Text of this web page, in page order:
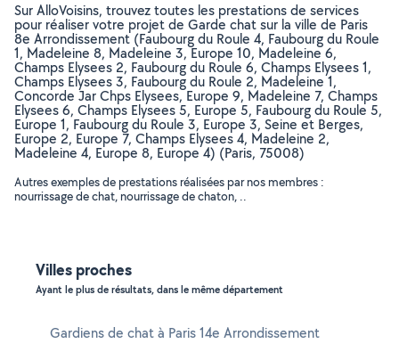
Sur AlloVoisins, trouvez toutes les prestations de services
pour réaliser votre projet de Garde chat sur la ville de Paris
8e Arrondissement (Faubourg du Roule 4, Faubourg du Roule
1, Madeleine 8, Madeleine 3, Europe 10, Madeleine 6,
Champs Elysees 2, Faubourg du Roule 6, Champs Elysees 1,
Champs Elysees 3, Faubourg du Roule 2, Madeleine 1,
Concorde Jar Chps Elysees, Europe 9, Madeleine 7, Champs
Elysees 6, Champs Elysees 5, Europe 5, Faubourg du Roule 5,
Europe 1, Faubourg du Roule 3, Europe 3, Seine et Berges,
Europe 2, Europe 7, Champs Elysees 4, Madeleine 2,
Madeleine 4, Europe 8, Europe 4) (Paris, 75008)
Autres exemples de prestations réalisées par nos membres :
nourrissage de chat, nourrissage de chaton, ..
Villes proches
Ayant le plus de résultats, dans le même département
Gardiens de chat à Paris 14e Arrondissement